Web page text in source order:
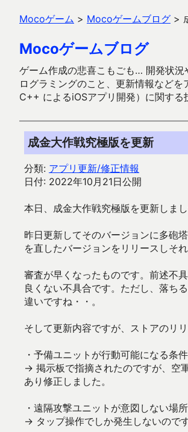
Mocoゲーム > Mocoゲームブログ >
Mocoゲームブログ
ゲーム作成の悲喜こもごも… 開発状
ログラミングのこと、更新情報など
C++ によるiOSアプリ開発）に関する
成金大作戦究極版を更新
分類: アプリ更新/修正情報
日付: 2022年10月21日公開
本日、成金大作戦究極版を更新しまし
昨日更新してそのバージョンに多砲
を直したバージョンをリリースしそ
審査が早くなったものです。前述不
良くない不具合です。ただし、落ち
違いですね・・。
そして更新内容ですが、ストアのリ
・予備ユニットが行動可能になる条
→ 掲示板で指摘されたのですが、空
あり修正しました。
・遠隔攻撃ユニットが意図しない場
→ タップ操作でしか発生しないので